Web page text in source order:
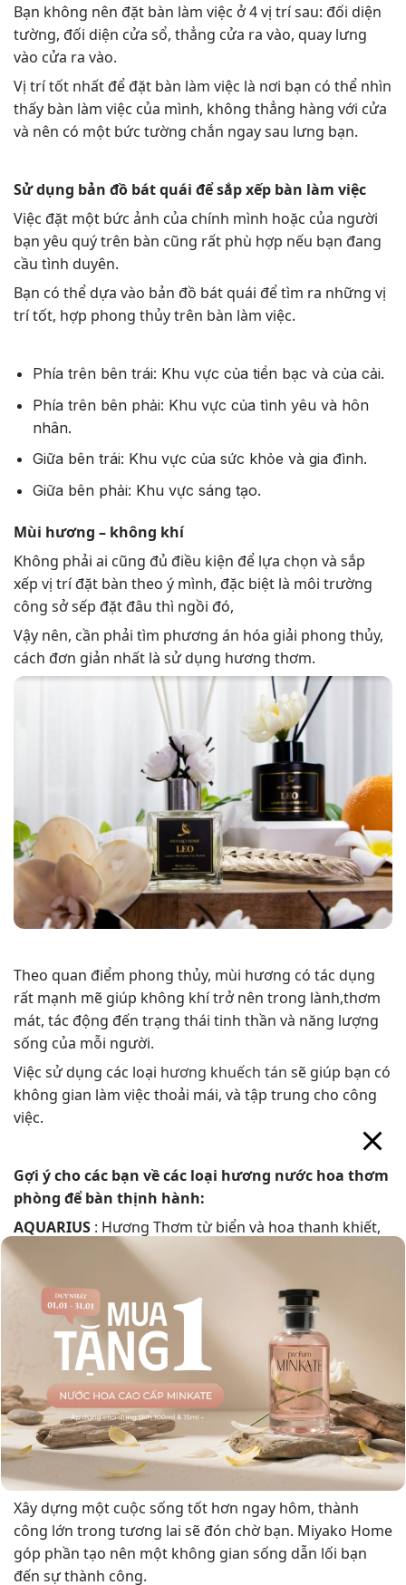
Bạn không nên đặt bàn làm việc ở 4 vị trí sau: đối diện
tường, đối diện cửa sổ, thẳng cửa ra vào, quay lưng
vào cửa ra vào.
Vị trí tốt nhất để đặt bàn làm việc là nơi bạn có thể nhìn
thấy bàn làm việc của mình, không thẳng hàng với cửa
và nên có một bức tường chắn ngay sau lưng bạn.
Sử dụng bản đồ bát quái để sắp xếp bàn làm việc
Việc đặt một bức ảnh của chính mình hoặc của người
bạn yêu quý trên bàn cũng rất phù hợp nếu bạn đang
cầu tình duyên.
Bạn có thể dựa vào bản đồ bát quái để tìm ra những vị
trí tốt, hợp phong thủy trên bàn làm việc.
Phía trên bên trái: Khu vực của tiền bạc và của cải.
Phía trên bên phải: Khu vực của tình yêu và hôn
nhân.
Giữa bên trái: Khu vực của sức khỏe và gia đình.
Giữa bên phải: Khu vực sáng tạo.
Mùi hương – không khí
Không phải ai cũng đủ điều kiện để lựa chọn và sắp
xếp vị trí đặt bàn theo ý mình, đặc biệt là môi trường
công sở sếp đặt đâu thì ngồi đó,
Vậy nên, cần phải tìm phương án hóa giải phong thủy,
cách đơn giản nhất là sử dụng hương thơm.
Theo quan điểm phong thủy, mùi hương có tác dụng
rất mạnh mẽ giúp không khí trở nên trong lành,thơm
mát, tác động đến trạng thái tinh thần và năng lượng
sống của mỗi người.
Việc sử dụng các loại hương khuếch tán sẽ giúp bạn có
không gian làm việc thoải mái, và tập trung cho công
việc.
Gợi ý cho các bạn về các loại hương nước hoa thơm
phòng để bàn thịnh hành:
AQUARIUS : Hương Thơm từ biển và hoa thanh khiết,
tinh tế, phóng khoáng.
LEO : Hương hoa mộc lan nhẹ nhàng rực rỡ vẻ đẹp
tươi mát thanh lịch.
ARIES: Hương hoa cỏ phương đông, thơm ngát của
hoa phong lan hoang dại, nồng nàn, ngọt ngào sâu
SCORPIUS: Hoàng lan nồng ấm, ngọt ngào, nóng
bỏng, gợi cảm mê hoặc, cá tính đầy táo bạo.
PISCES: Thuần khiết tươi trẻ, hương trà xanh thơm mát
trong lành thuần khiết.
Xây dựng một cuộc sống tốt hơn ngay hôm, thành
công lớn trong tương lai sẽ đón chờ bạn. Miyako Home
góp phần tạo nên một không gian sống dẫn lối bạn
đến sự thành công.